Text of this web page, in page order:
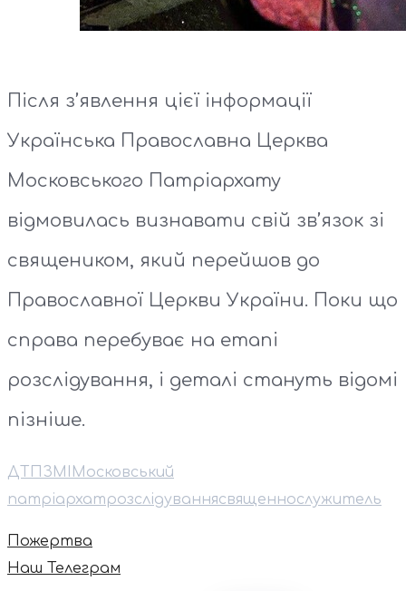
Після з’явлення цієї інформації
Українська Православна Церква
Московського Патріархату
відмовилась визнавати свій зв’язок зі
священиком, який перейшов до
Православної Церкви України. Поки що
справа перебуває на етапі
розслідування, і деталі стануть відомі
пізніше.
ДТП ЗМІ
Московський
патріархатрозслідуваннясвященнослужитель
Пожертва
Наш Телеграм